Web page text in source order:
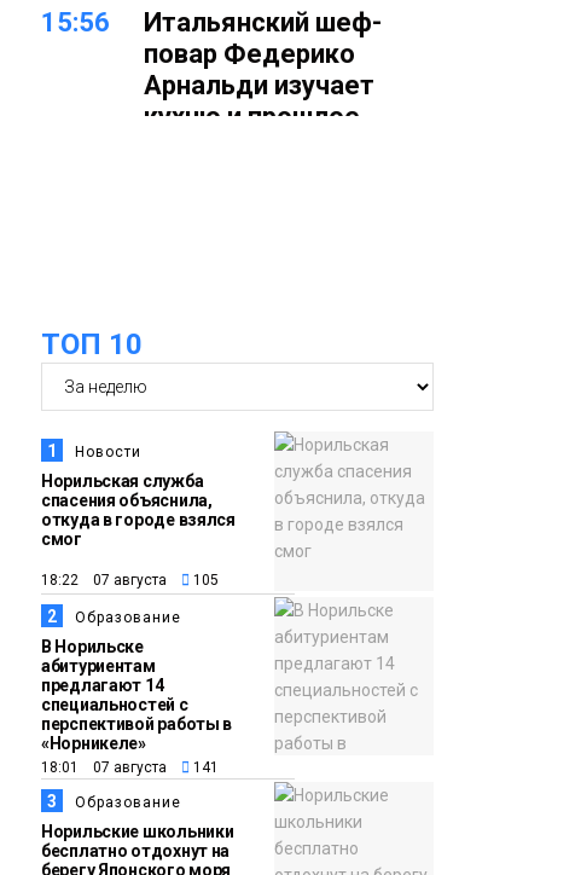
15:56
Итальянский шеф-
повар Федерико
Арнальди изучает
кухню и прошлое
Спорт
14:30
Новости
Ленинский проспект
частично закроют в
связи с Днём
рождения «Башни»
13:59
Новости
«Домик Хоббитов» и
«Самолёт в облаках»
появятся в Кайеркане
13:08
Новости
Предстоящие
выходные в
Норильске будут
зябкими, пасмурными
и дождливыми
ТОП 10
1 Новости
Норильская служба
спасения объяснила,
откуда в городе взялся
смог
18:22 07 августа 105
2 Образование
В Норильске
абитуриентам
предлагают 14
специальностей с
перспективой работы в
«Норникеле»
18:01 07 августа 141
3 Образование
Норильские школьники
бесплатно отдохнут на
берегу Японского моря